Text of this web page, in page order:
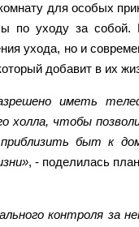
для особых
по уходу за
ухода, но и
добавит в их
иметь
холла, чтобы
быт к
, - поделилась
контроля за